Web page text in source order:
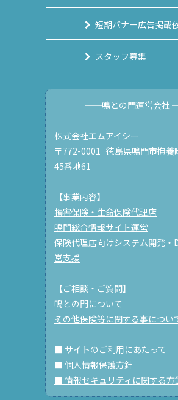
短期バナー広告掲載
スタッフ募集
──鳴との門運営会社
株式会社エムアイシー
〒772-0001 徳島県鳴門市撫養
45番地61
【事業内容】
損害保険・生命保険代理店
鳴門総合情報サイト運営
保険代理店向けシステム開発・
営支援
【ご相談・ご質問】
鳴との門について
その他保険等に関する事につい
■ サイトのご利用にあたって
■ 個人情報保護方針
■ 情報セキュリティに関する方